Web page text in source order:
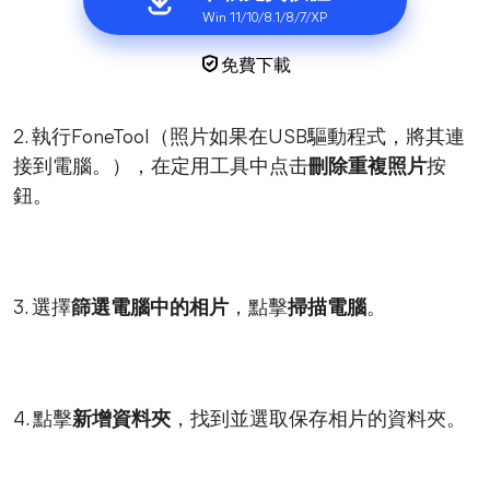
Win 11/10/8.1/8/7/XP
免費下載
2. 執行FoneTool（照片如果在USB驅動程式，將其連
接到電腦。），在定用工具中点击刪除重複照片按
鈕。
3. 選擇篩選電腦中的相片 ，點擊掃描電腦。
4. 點擊新增資料夾，找到並選取保存相片的資料夾。